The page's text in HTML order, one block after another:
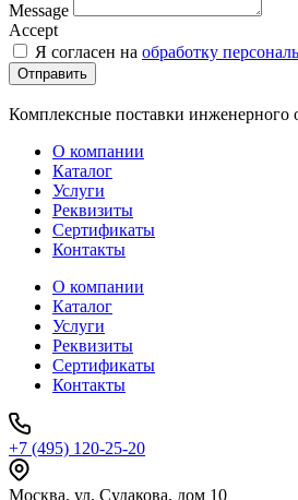
Message
Accept
Я согласен на обработку
Отправить
Комплексные поставки инженерного
О компании
Каталог
Услуги
Реквизиты
Сертификаты
Контакты
О компании
Каталог
Услуги
Реквизиты
Сертификаты
Контакты
+7 (495) 120-25-20
Москва, ул. Судакова, дом 10